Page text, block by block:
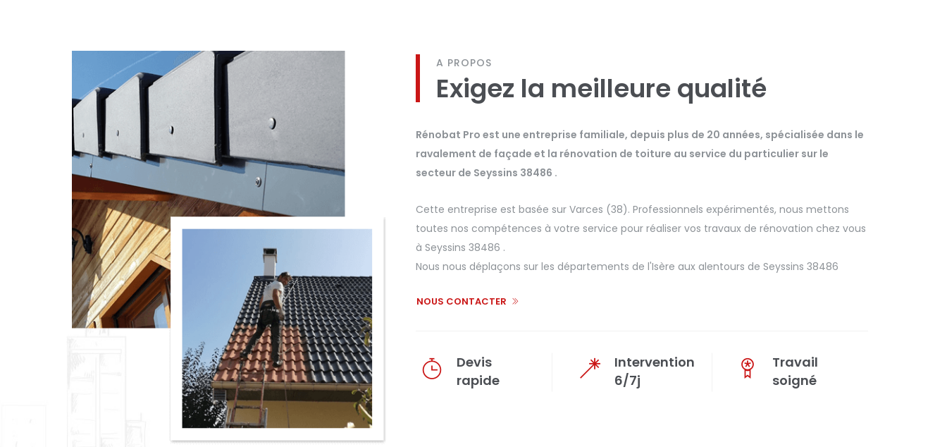
A PROPOS
Exigez la meilleure qualité
Rénobat Pro est une entreprise familiale, depuis plus de 20 années, spécialisée dans le
ravalement de façade et la rénovation de toiture au service du particulier sur le
secteur de Seyssins 38486 .
Cette entreprise est basée sur Varces (38). Professionnels expérimentés, nous mettons
toutes nos compétences à votre service pour réaliser vos travaux de rénovation chez vous
à Seyssins 38486 .
Nous nous déplaçons sur les départements de l'Isère aux alentours de Seyssins 38486
NOUS CONTACTER
Devis
rapide
Intervention
6/7j
Travail
soigné